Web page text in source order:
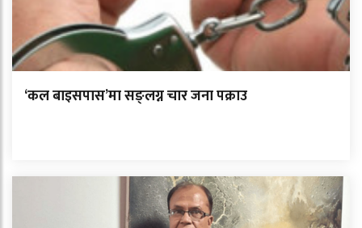
‘कल बाइसपास’मा सङ्लग्न चार जना पक्राउ